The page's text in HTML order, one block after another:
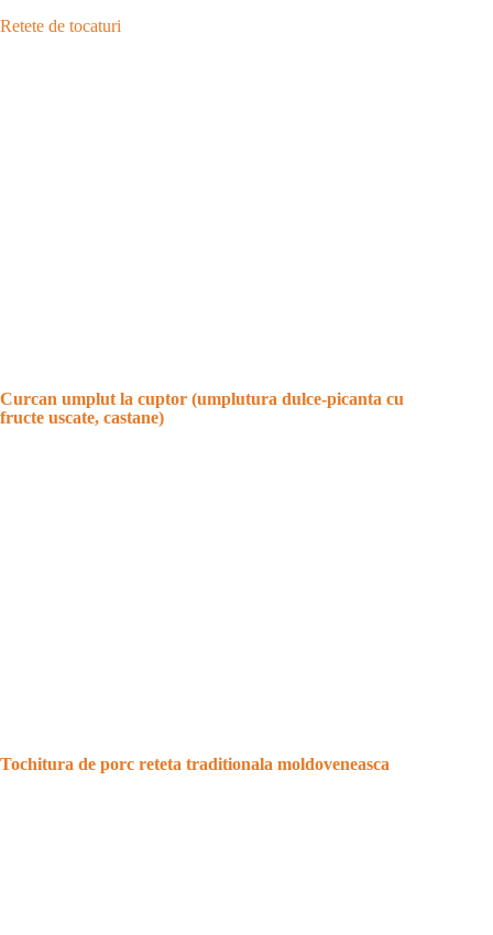
Retete de tocaturi
Curcan umplut la cuptor (umplutura dulce-picanta cu
fructe uscate, castane)
Tochitura de porc reteta traditionala moldoveneasca